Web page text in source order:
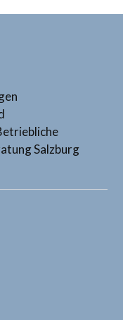
Salzburg